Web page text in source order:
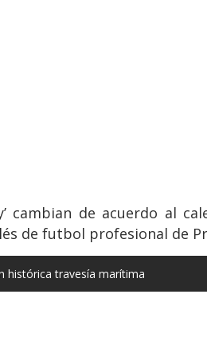
cambian de acuerdo al
de futbol profesional de
histórica travesía marítima